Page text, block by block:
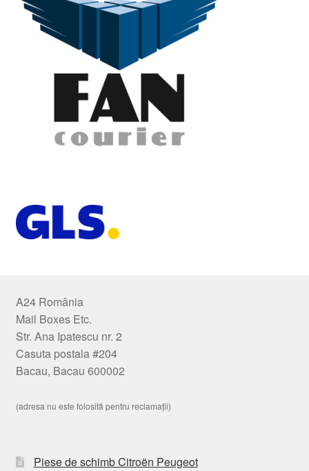
A24 România
Mail Boxes Etc.
Str. Ana Ipatescu nr. 2
Casuta postala #204
Bacau, Bacau 600002
(adresa nu este folosită pentru reclamații)
Piese de schimb Citroën Peugeot